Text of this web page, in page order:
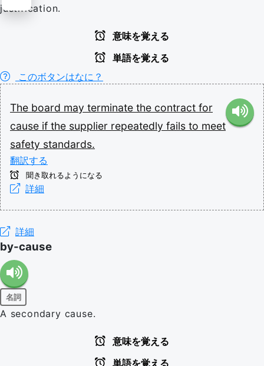
justification.
意味を覚える
単語を覚える
このボタンはなに？
The board may terminate the contract for
cause if the supplier repeatedly fails to meet
safety standards.
翻訳する
聞き取れるようになる
詳細
詳細
by-cause
名詞
A secondary cause.
意味を覚える
単語を覚える